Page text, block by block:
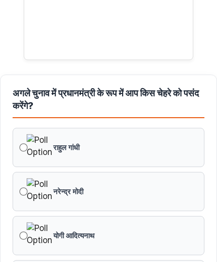
अगले चुनाव में प्रधानमंत्री के रूप में आप किस चेहरे को पसंद
करेंगे?
राहुल गांधी
नरेन्द्र मोदी
योगी आदित्यनाथ